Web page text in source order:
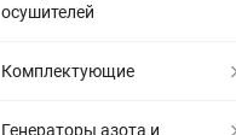
осушителей
Комплектующие
Генераторы азота и